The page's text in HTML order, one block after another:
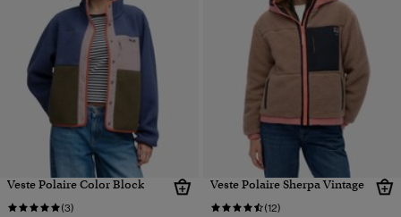
Veste Polaire Color Block
(3)
Veste Polaire Sherpa Vintage
(12)